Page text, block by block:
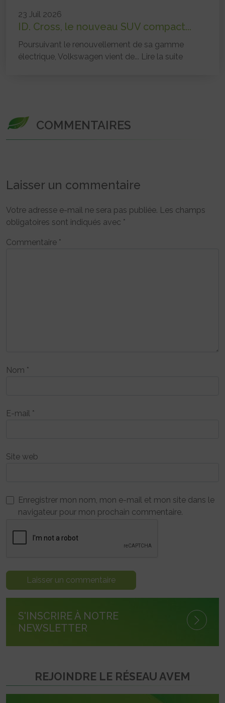
23 Juil 2026
ID. Cross, le nouveau SUV compact...
Poursuivant le renouvellement de sa gamme
électrique, Volkswagen vient de... Lire la suite
COMMENTAIRES
Laisser un commentaire
Votre adresse e-mail ne sera pas publiée. Les champs
obligatoires sont indiqués avec *
Commentaire *
Nom *
E-mail *
Site web
Enregistrer mon nom, mon e-mail et mon site dans le
navigateur pour mon prochain commentaire.
S'INSCRIRE À NOTRE
NEWSLETTER
REJOINDRE LE RÉSEAU AVEM